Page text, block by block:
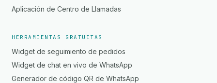
Aplicación de Centro de Llamadas
HERRAMIENTAS GRATUITAS
Widget de seguimiento de pedidos
Widget de chat en vivo de WhatsApp
Generador de código QR de WhatsApp